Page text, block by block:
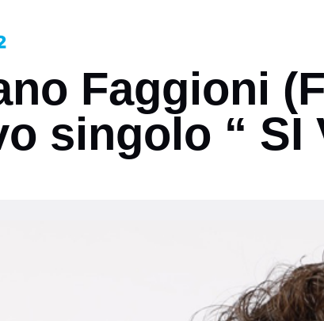
Faggioni
singolo “ SI